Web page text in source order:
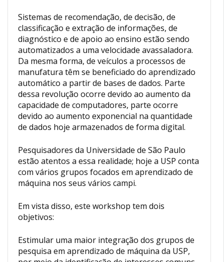
Sistemas de recomendação, de decisão, de
classificação e extração de informações, de
diagnóstico e de apoio ao ensino estão sendo
automatizados a uma velocidade avassaladora.
Da mesma forma, de veículos a processos de
manufatura têm se beneficiado do aprendizado
automático a partir de bases de dados. Parte
dessa revolução ocorre devido ao aumento da
capacidade de computadores, parte ocorre
devido ao aumento exponencial na quantidade
de dados hoje armazenados de forma digital.
Pesquisadores da Universidade de São Paulo
estão atentos a essa realidade; hoje a USP conta
com vários grupos focados em aprendizado de
máquina nos seus vários campi.
Em vista disso, este workshop tem dois
objetivos:
Estimular uma maior integração dos grupos de
pesquisa em aprendizado de máquina da USP,